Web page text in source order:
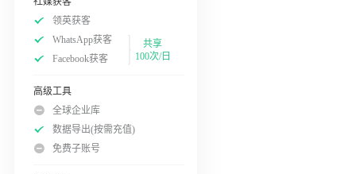
领英获客
WhatsApp获客
Facebook获客
共享
100次/日
高级工具
全球企业库
数据导出(按需充值)
免费子账号